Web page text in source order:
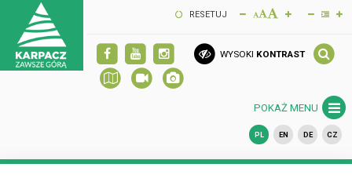
RESETUJ
WYSOKI KONTRAST
POKAŻ MENU
PL EN DE CZ